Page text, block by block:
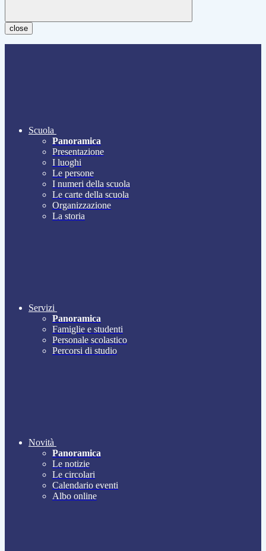
close
Scuola
Panoramica
Presentazione
I luoghi
Le persone
I numeri della scuola
Le carte della scuola
Organizzazione
La storia
Servizi
Panoramica
Famiglie e studenti
Personale scolastico
Percorsi di studio
Novità
Panoramica
Le notizie
Le circolari
Calendario eventi
Albo online